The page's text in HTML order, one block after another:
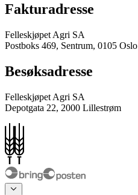
Fakturadresse
Felleskjøpet Agri SA
Postboks 469, Sentrum, 0105 Oslo
Besøksadresse
Felleskjøpet Agri SA
Depotgata 22, 2000 Lillestrøm